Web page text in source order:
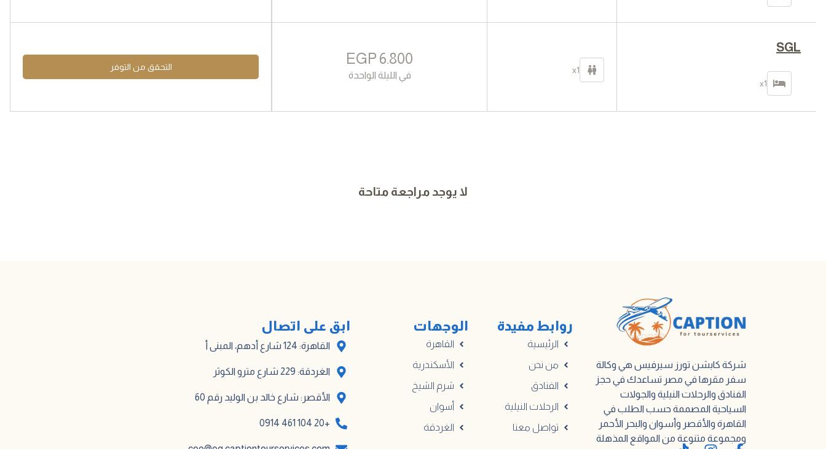
SGL
x1
x1
6.800
EGP
في الليلة الواحدة
التحقق من التوفر
لا يوجد مراجعة متاحة
شركة كابشن تورز سيرفيس هي وكالة
سفر مقرها في مصر تساعدك في حجز
الفنادق والرحلات النيلية والجولات
السياحية المصممة حسب الطلب في
القاهرة والأقصر وأسوان والبحر الأحمر
ومجموعة متنوعة من المواقع المذهلة
روابط مفيدة
الرئيسية
من نحن
الفنادق
الرحلات النيلية
تواصل معنا
الوجهات
القاهرة
الأسكندرية
شرم الشيخ
أسوان
الغردقة
ابق على اتصال
القاهرة: 124 شارع أدهم، المبنى أ
الغردقة: 229 شارع مترو الكوثر
الأقصر: شارع خالد بن الوليد رقم 60
+20 104 461 0914